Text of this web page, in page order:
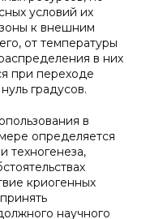
условий их
к внешним
от температуры
в них
при переходе
градусов.
в
определяется
техногенеза,
криогенных
научного